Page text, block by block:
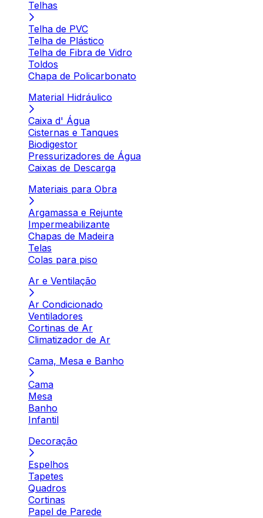
Telhas
Telha de PVC
Telha de Plástico
Telha de Fibra de Vidro
Toldos
Chapa de Policarbonato
Material Hidráulico
Caixa d' Água
Cisternas e Tanques
Biodigestor
Pressurizadores de Água
Caixas de Descarga
Materiais para Obra
Argamassa e Rejunte
Impermeabilizante
Chapas de Madeira
Telas
Colas para piso
Ar e Ventilação
Ar Condicionado
Ventiladores
Cortinas de Ar
Climatizador de Ar
Cama, Mesa e Banho
Cama
Mesa
Banho
Infantil
Decoração
Espelhos
Tapetes
Quadros
Cortinas
Papel de Parede